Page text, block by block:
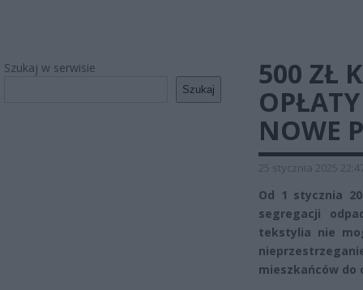
Szukaj w serwisie
Szukaj
500 ZŁ
NOWE
25 stycznia 2025
Od 1 stycznia
segregacji
tekstylia nie
mieszkańców do